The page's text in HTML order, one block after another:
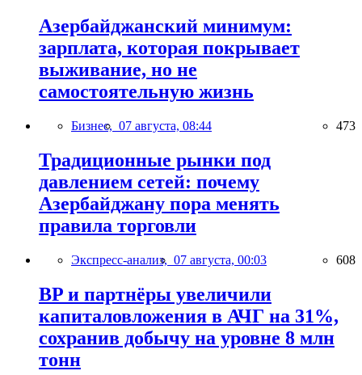
Азербайджанский минимум:
зарплата, которая покрывает
выживание, но не
самостоятельную жизнь
Бизнес, 07 августа, 08:44 473
Традиционные рынки под
давлением сетей: почему
Азербайджану пора менять
правила торговли
Экспресс-анализ, 07 августа, 00:03 608
BP и партнёры увеличили
капиталовложения в АЧГ на 31%,
сохранив добычу на уровне 8 млн
тонн